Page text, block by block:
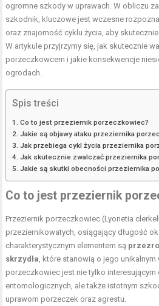
ogromne szkody w uprawach. W obliczu
szkodnik, kluczowe jest wczesne
oraz znajomość cyklu życia, aby
W artykule przyjrzymy się, jak skutecznie
porzeczkowcem i jakie konsekwencje
ogrodach.
Spis treści
Co to jest przeziernik porzeczkowiec?
Jakie są objawy ataku przeziernika
Jak przebiega cykl życia przeziernika
Jak skutecznie zwalczać przeziernika
Jakie są skutki obecności przeziernika
Co to jest przeziernik
Przeziernik porzeczkowiec (Lyonetia
przeziernikowatych, osiągający długość
charakterystycznym elementem są
skrzydła, które stanowią o jego unikalnym
porzeczkowiec jest nie tylko interesującym
entomologicznych, ale także istotnym
uprawom porzeczek oraz agrestu.